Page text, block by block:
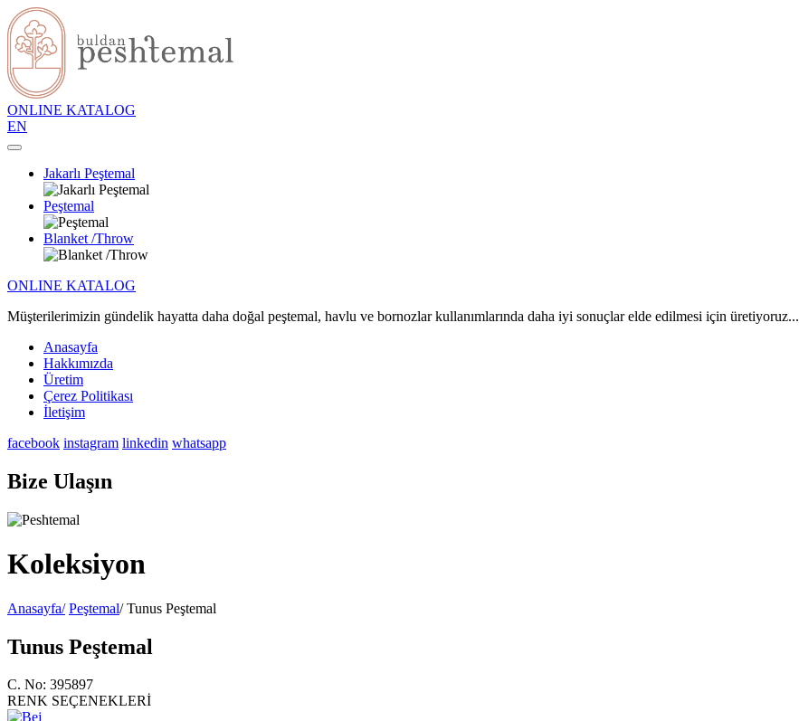
ONLINE KATALOG
EN
Jakarlı Peştemal
Peştemal
Blanket /Throw
ONLINE KATALOG
Müşterilerimizin gündelik hayatta daha doğal peştemal, havlu ve bornozlar kullanımlarında daha iyi sonuçlar elde edilmesi için üretiyoruz...
Anasayfa
Hakkımızda
Üretim
Çerez Politikası
İletişim
facebook instagram linkedin whatsapp
Bize Ulaşın
Koleksiyon
Anasayfa/ Peştemal/ Tunus Peştemal
Tunus Peştemal
C. No: 395897
RENK SEÇENEKLERİ